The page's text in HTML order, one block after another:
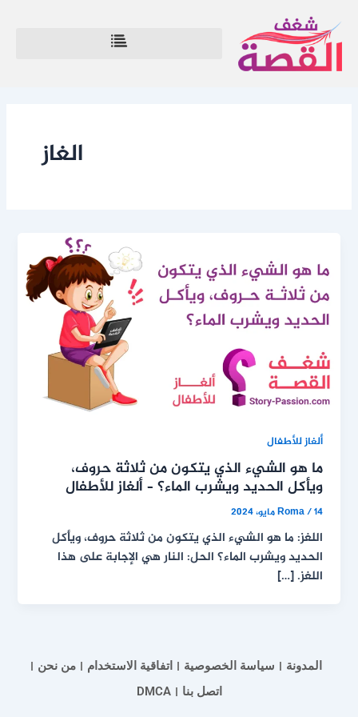
إلى
المحتوى
الغاز
ألغاز للأطفال
ما هو الشيء الذي يتكون من ثلاثة حروف،
ويأكل الحديد ويشرب الماء؟ – ألغاز للأطفال
Roma/14 مايو، 2024
اللغز: ما هو الشيء الذي يتكون من ثلاثة حروف، ويأكل
الحديد ويشرب الماء؟ الحل: النار هي الإجابة على هذا
اللغز. […]
المدونة سياسة الخصوصية اتفاقية الاستخدام
من نحن
اتصل بنا
DMCA